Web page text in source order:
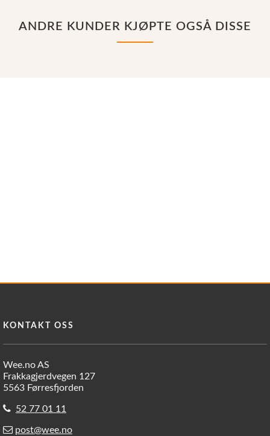
ANDRE KUNDER KJØPTE OGSÅ DISSE
KONTAKT OSS
Wee.no AS
Frakkagjerdvegen 127
5563 Førresfjorden
52 77 01 11
post@wee.no